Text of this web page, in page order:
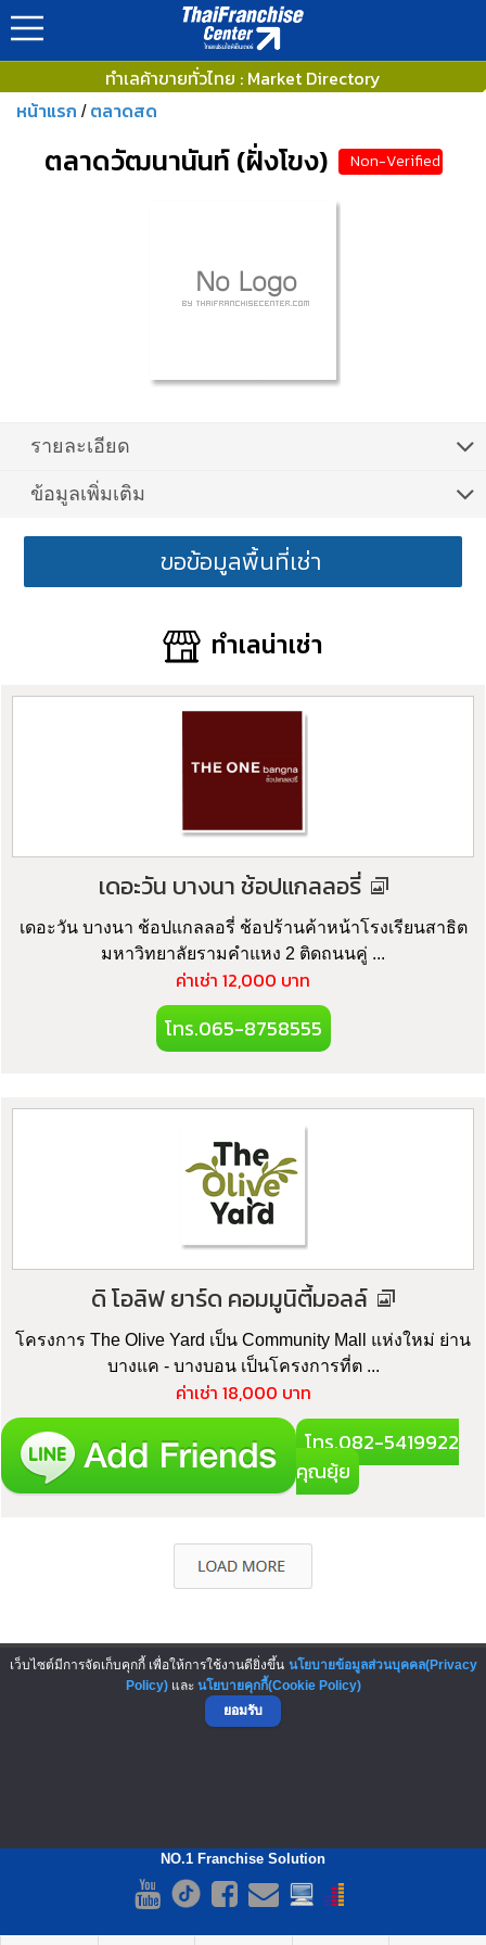
ทำเลค้าขายทั่วไทย : Market Directory
หน้าแรก / ตลาดสด
ตลาดวัฒนานันท์ (ฝั่งโขง) Non-Verified
รายละเอียด
ข้อมูลเพิ่มเติม
ขอข้อมูลพื้นที่เช่า
ทำเลน่าเช่า
เดอะวัน บางนา ช้อปแกลลอรี่
เดอะวัน บางนา ช้อปแกลลอรี่ ช้อปร้านค้าหน้าโรงเรียนสาธิต
มหาวิทยาลัยรามคำแหง 2 ติดถนนคู่ ...
ค่าเช่า 12,000 บาท
โทร.065-8758555
ดิ โอลิฟ ยาร์ด คอมมูนิตี้มอลล์
โครงการ The Olive Yard เป็น Community Mall แห่งใหม่ ย่าน
บางแค - บางบอน เป็นโครงการที่ต ...
ค่าเช่า 18,000 บาท
โทร.082-5419922
คุณยุ้ย
▲ GO TO TOP
NO.1 Franchise Solution
เว็บไซต์มีการจัดเก็บคุกกี้ เพื่อให้การใช้งานดียิ่งขึ้น นโยบายข้อมูลส่วนบุคคล(Privacy
Policy)และ นโยบายคุกกี้(Cookie Policy)
ยอมรับ